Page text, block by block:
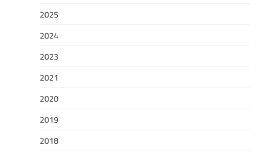
2025
2024
2023
2021
2020
2019
2018